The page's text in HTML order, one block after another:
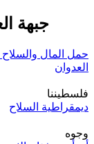
حزب جبهة
حمل المال والسلاح
العدوان
فلسطيننا
ديمقراطية السلاح
وجوه